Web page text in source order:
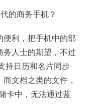
便利，把手机中的部
务人士的期望，不过
持日历和名片同步
文档之类的文件，
卡中，无法通过蓝